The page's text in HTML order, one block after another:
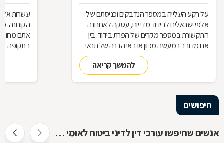
על רקע העלייה במספר הנדבקים וכניסתם של
אלפי ישראלים לבידוד מדי יום, עסקה לאחרונה
התקשורת במספר מקרים של הפרת בידוד. בין
אם מדובר במעשה מכוון או באי הבנה של תנאי
הבידוד, להפרת הבידוד ישנן השלכות אותן חשוב
להמשך קריאה
עשרות
הקורונה.
אתם
בתקופה
חיפושים
אנשים שחיפשו עורכי דין לדיני ביטוח לאומי חיפשו גם